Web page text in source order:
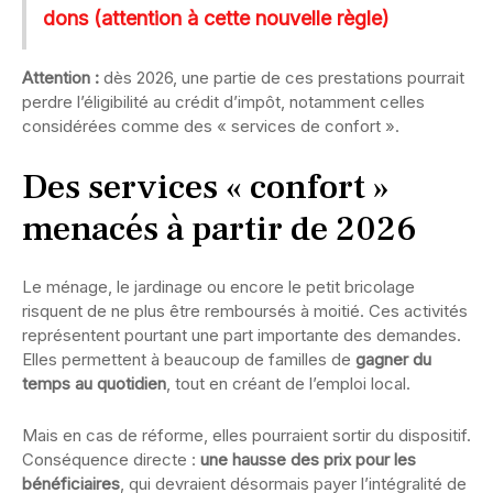
dons (attention à cette nouvelle règle)
Attention : dès 2026, une partie de ces prestations pourrait
perdre l’éligibilité au crédit d’impôt, notamment celles
considérées comme des « services de confort ».
Des services « confort »
menacés à partir de 2026
Le ménage, le jardinage ou encore le petit bricolage
risquent de ne plus être remboursés à moitié. Ces activités
représentent pourtant une part importante des demandes.
Elles permettent à beaucoup de familles de gagner du
temps au quotidien , tout en créant de l’emploi local.
Mais en cas de réforme, elles pourraient sortir du dispositif.
Conséquence directe : une hausse des prix pour les
bénéficiaires , qui devraient désormais payer l’intégralité de